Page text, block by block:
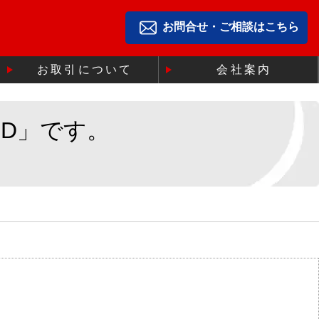
お問合せ・ご相談はこちら
お取引について 会社案内
」です。